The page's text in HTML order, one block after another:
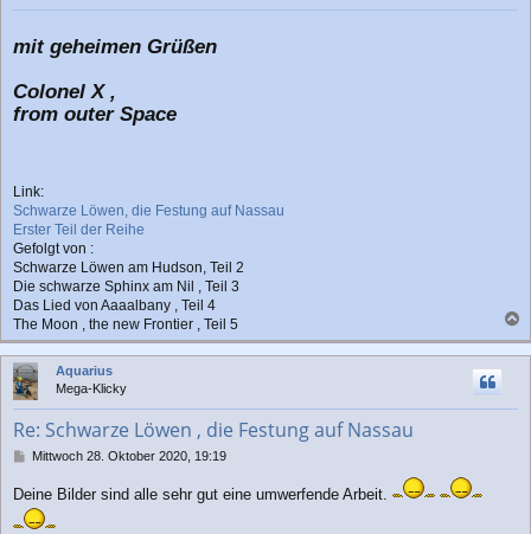
mit geheimen Grüßen
Colonel X ,
from outer Space
Link:
Schwarze Löwen, die Festung auf Nassau
Erster Teil der Reihe
Gefolgt von :
Schwarze Löwen am Hudson, Teil 2
Die schwarze Sphinx am Nil , Teil 3
Das Lied von Aaaalbany , Teil 4
The Moon , the new Frontier , Teil 5
a
c
Aquarius
Mega-Klicky
Re: Schwarze Löwen , die Festung auf Nassau
B
i
t
r
Mittwoch 28. Oktober 2020, 19:19
Deine Bilder sind alle sehr gut eine umwerfende Arbeit.